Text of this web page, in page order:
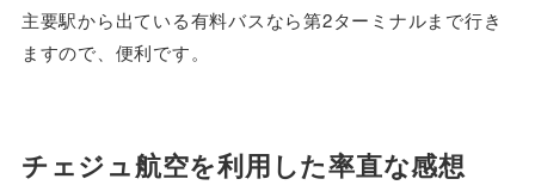
主要駅から出ている有料バスなら第2ターミナルまで行き
ますので、便利です。
チェジュ航空を利用した率直な感想